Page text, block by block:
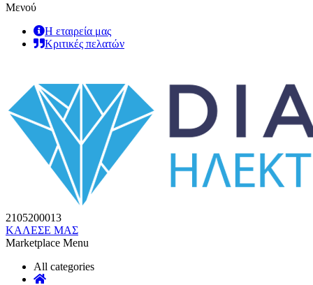
Μενού
Η εταιρεία μας
Κριτικές πελατών
2105200013
ΚΑΛΕΣΕ ΜΑΣ
Marketplace Menu
All categories